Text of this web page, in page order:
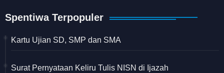
Spentiwa Terpopuler
Kartu Ujian SD, SMP dan SMA
Surat Pernyataan Keliru Tulis NISN di Ijazah